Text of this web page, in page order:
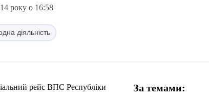
року о 16:58
діяльність
За темами: